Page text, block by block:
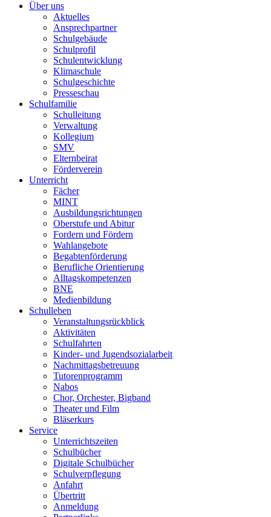
Über uns
Aktuelles
Ansprechpartner
Schulgebäude
Schulprofil
Schulentwicklung
Klimaschule
Schulgeschichte
Presseschau
Schulfamilie
Schulleitung
Verwaltung
Kollegium
SMV
Elternbeirat
Förderverein
Unterricht
Fächer
MINT
Ausbildungsrichtungen
Oberstufe und Abitur
Fordern und Fördern
Wahlangebote
Begabtenförderung
Berufliche Orientierung
Alltagskompetenzen
BNE
Medienbildung
Schulleben
Veranstaltungsrückblick
Aktivitäten
Schulfahrten
Kinder- und Jugendsozialarbeit
Nachmittagsbetreuung
Tutorenprogramm
Nabos
Chor, Orchester, Bigband
Theater und Film
Bläserkurs
Service
Unterrichtszeiten
Schulbücher
Digitale Schulbücher
Schulverpflegung
Anfahrt
Übertritt
Anmeldung